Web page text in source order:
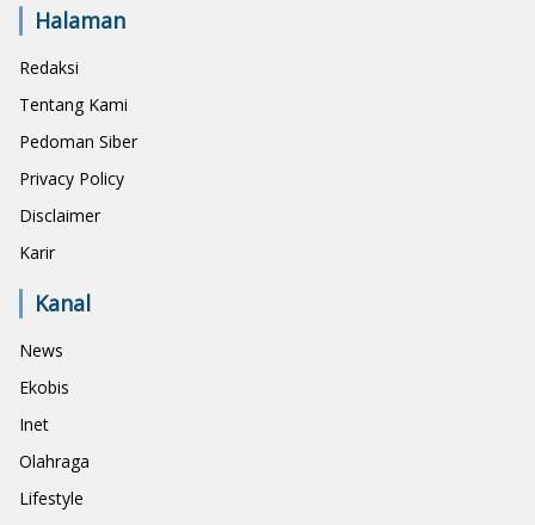
Halaman
Redaksi
Tentang Kami
Pedoman Siber
Privacy Policy
Disclaimer
Karir
Kanal
News
Ekobis
Inet
Olahraga
Lifestyle